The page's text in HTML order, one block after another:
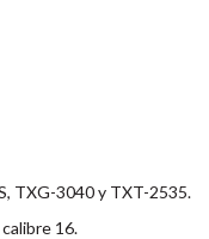
TXG-3040 y TXT-2535.
16.